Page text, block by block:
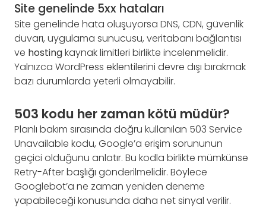
Site genelinde 5xx hataları
Site genelinde hata oluşuyorsa DNS, CDN, güvenlik
duvarı, uygulama sunucusu, veritabanı bağlantısı
ve hostingkaynak limitleri birlikte incelenmelidir.
Yalnızca WordPress eklentilerini devre dışı bırakmak
bazı durumlarda yeterli olmayabilir.
503 kodu her zaman kötü müdür?
Planlı bakım sırasında doğru kullanılan 503 Service
Unavailable kodu, Google’a erişim sorununun
geçici olduğunu anlatır. Bu kodla birlikte mümkünse
Retry-After başlığı gönderilmelidir. Böylece
Googlebot’a ne zaman yeniden deneme
yapabileceği konusunda daha net sinyal verilir.